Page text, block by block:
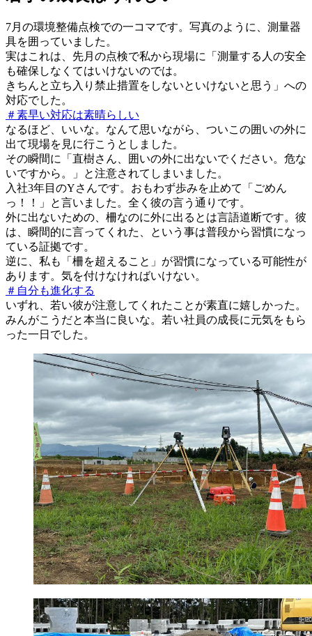
7月の環境整備点検での一コマです。写真のように、測量器
具を囲っていました。
実はこれは、先月の点検で私から現場に「測量する人の安全
も確保しなくてはいけないのでは。
きちんと立ち入り禁止措置をしないといけないと思う」への
対応でした。
＃素早い対応は素晴らしい
なるほど、いいな。なんて思いながら、ついこの囲いの外に
出て現場を見に行こうとしました。
その瞬間に「直樹さん、囲いの外に出ないでください。危な
いですから。」と注意されてしまいました。
入社3年目のYさんです。おもわず歩みを止めて「ごめん
っ！！」と言いました。全く彼の言う通りです。
外に出ないための、柵なのに外に出るとは言語道断です。彼
は、瞬間的に言ってくれた、という事は普段から習慣になっ
ている証拠です。
逆に、私も「柵を超えること」が習慣になっている可能性が
あります。気を付けなければいけない。
＃自分も進化する
いずれ、若い彼が注意してくれたことが素直に嬉しかった。
みんがこうだと本当に良いな。若い社員の成長に元気をもら
った一日でした。